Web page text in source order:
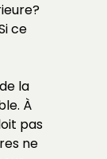
ce
la
À
pas
ne